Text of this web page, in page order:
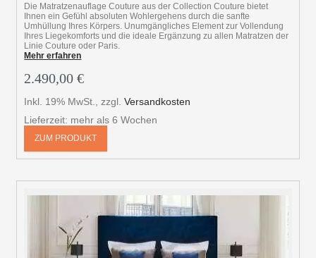
Die Matratzenauflage Couture aus der Collection Couture bietet
Ihnen ein Gefühl absoluten Wohlergehens durch die sanfte
Umhüllung Ihres Körpers. Unumgängliches Element zur Vollendung
Ihres Liegekomforts und die ideale Ergänzung zu allen Matratzen der
Linie Couture oder Paris.
Mehr erfahren
2.490,00 €
Inkl. 19% MwSt. ,zzgl.Versandkosten
Lieferzeit: mehr als 6 Wochen
ZUM PRODUKT